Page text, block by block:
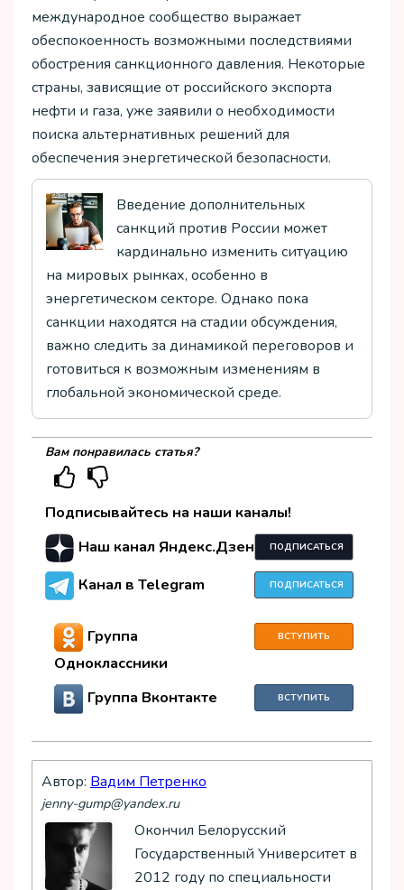
международное сообщество выражает
обеспокоенность возможными последствиями
обострения санкционного давления. Некоторые
страны, зависящие от российского экспорта
нефти и газа, уже заявили о необходимости
поиска альтернативных решений для
обеспечения энергетической безопасности.
Введение дополнительных
санкций против России может
кардинально изменить ситуацию
на мировых рынках, особенно в
энергетическом секторе. Однако пока
санкции находятся на стадии обсуждения,
важно следить за динамикой переговоров и
готовиться к возможным изменениям в
глобальной экономической среде.
Вам понравилась статья?
Подписывайтесь на наши каналы!
Наш канал Яндекс.Дзен
ПОДПИСАТЬСЯ
Канал в Telegram ПОДПИСАТЬСЯ
Группа
Одноклассники
ВСТУПИТЬ
Группа Вконтакте ВСТУПИТЬ
Автор: Вадим Петренко
jenny-gump@yandex.ru
Окончил Белорусский
Государственный Университет в
2012 году по специальности